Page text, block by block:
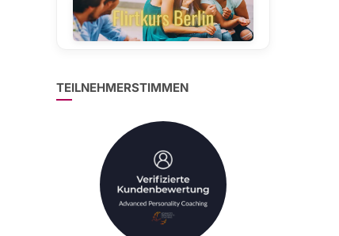
TEILNEHMERSTIMMEN